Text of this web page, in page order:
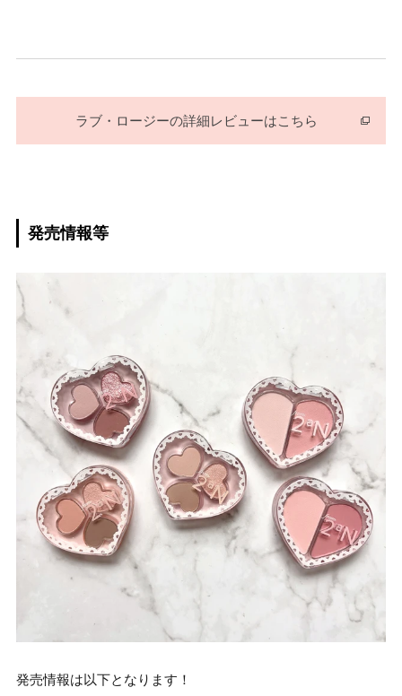
ラブ・ロージーの詳細レビューはこちら
発売情報等
発売情報は以下となります！